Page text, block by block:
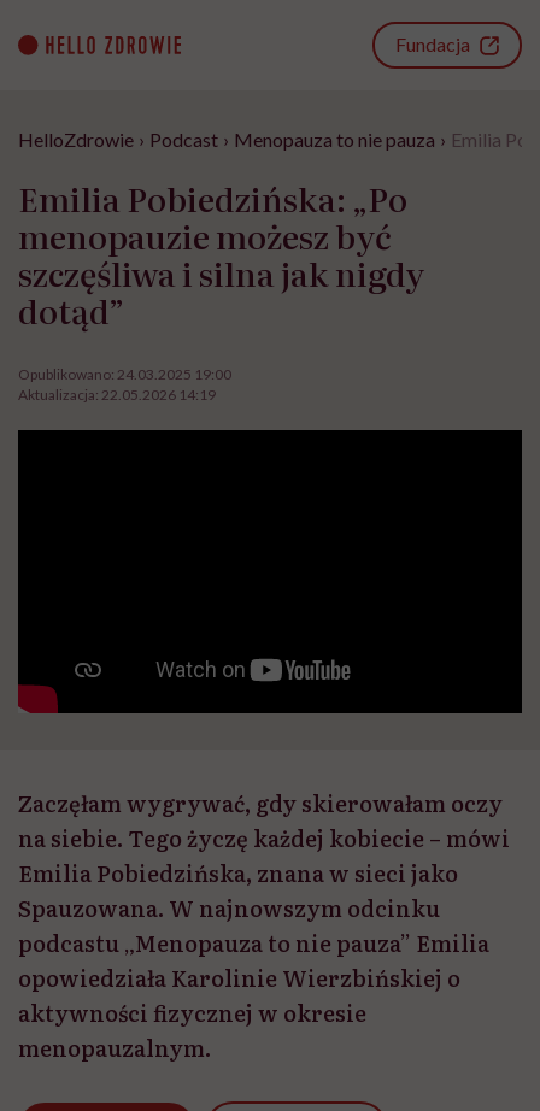
content
Fundacja
HelloZdrowie › Podcast › Menopauza to nie pauza › Emilia
Emilia Pobiedzińska: „Po
menopauzie możesz być
szczęśliwa i silna jak nigdy
dotąd”
Opublikowano: 24.03.2025 19:00
Aktualizacja: 22.05.2026 14:19
Zaczęłam wygrywać, gdy skierowałam oczy
na siebie. Tego życzę każdej kobiecie – mówi
Emilia Pobiedzińska, znana w sieci jako
Spauzowana. W najnowszym odcinku
podcastu „Menopauza to nie pauza” Emilia
opowiedziała Karolinie Wierzbińskiej o
aktywności fizycznej w okresie
menopauzalnym.